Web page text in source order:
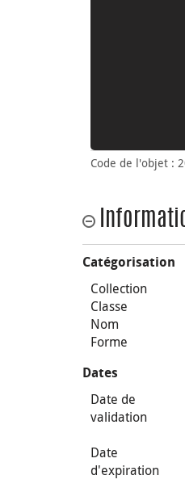
Code de l'objet :
Catégorisation
Collection
Classe
Nom
Forme
Dates
Date de
validation
Date
d'expiration